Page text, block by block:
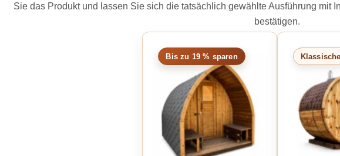
Sie das Produkt und lassen Sie sich die tatsächlich gewählte Ausführung mit
bestätigen.
Bis zu 19 % sparen